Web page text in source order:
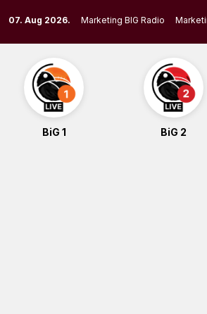
to
content
07. Aug 2026. Marketing BIG Radio
BiG 1 BiG 2